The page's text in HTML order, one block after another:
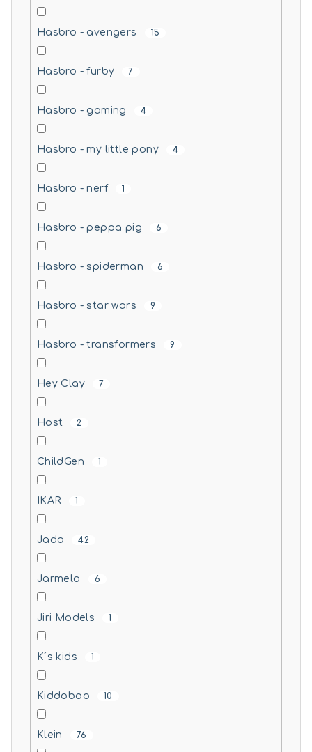
Hasbro - avengers 15
Hasbro - furby 7
Hasbro - gaming 4
Hasbro - my little pony 4
Hasbro - nerf 1
Hasbro - peppa pig 6
Hasbro - spiderman 6
Hasbro - star wars 9
Hasbro - transformers 9
Hey Clay 7
Host 2
ChildGen 1
IKAR 1
Jada 42
Jarmelo 6
Jiri Models 1
K´s kids 1
Kiddoboo 10
Klein 76